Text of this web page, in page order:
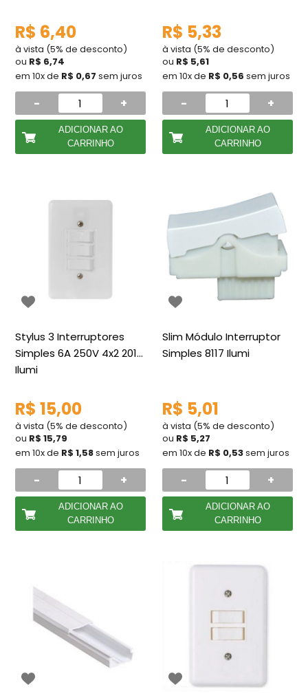
R$ 6,40
à vista (5% de desconto)
ou R$ 6,74
em 10x de R$ 0,67 sem juros
- +
ADICIONAR AO
CARRINHO
R$ 5,33
à vista (5% de desconto)
ou R$ 5,61
em 10x de R$ 0,56 sem juros
- +
ADICIONAR AO
CARRINHO
Stylus 3 Interruptores
Simples 6A 250V 4x2 2019
Ilumi
R$ 15,00
à vista (5% de desconto)
ou R$ 15,79
em 10x de R$ 1,58sem juros
- +
ADICIONAR AO
CARRINHO
Slim Módulo Interruptor
Simples 8117 Ilumi
R$ 5,01
à vista (5% de desconto)
ou R$ 5,27
em 10x de R$ 0,53sem juros
- +
ADICIONAR AO
CARRINHO